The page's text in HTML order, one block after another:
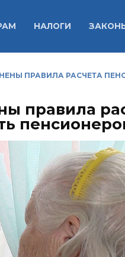
НАЛОГИ
ПРАВИЛА РАСЧЕТА
правила